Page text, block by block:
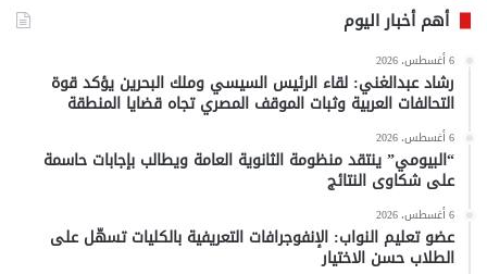
أهم أخبار اليوم
6 أغسطس، 2026
رشاد عبدالغني: لقاء الرئيس السيسي وملك البحرين يؤكد قوة
التحالفات العربية وثبات الموقف المصري تجاه قضايا المنطقة
6 أغسطس، 2026
“البيومي” ينتقد منظومة الثانوية العامة ويطالب بإجابات حاسمة
على شكاوى النتائج
6 أغسطس، 2026
عضو تعليم النواب: الإنفوجرافات التعريفية بالكليات تسهّل على
الطلاب حسن الاختيار